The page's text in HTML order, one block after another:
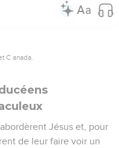
C anada.
Jésus et, pour
de leur faire voir un